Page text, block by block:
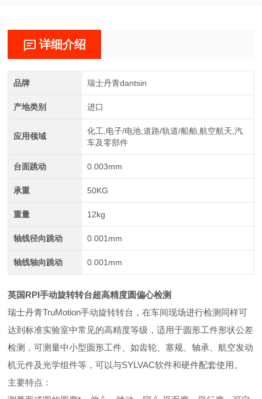
详细介绍
品牌 瑞士丹青dantsin
产地类别 进口
应用领域
化工,电子/电池,道路/轨道/船舶,航空航天,汽
车及零部件
台面跳动 0.003mm
承重 50KG
重量 12kg
轴线径向跳动 0.001mm
轴线轴向跳动 0.001mm
英国RPI手动旋转转台超高精度圆偏心检测
瑞士丹青TruMotion手动旋转转台，在车间现场进行检测同样可
达到标准实验室中常见的高精度等级，适用于圆形工件形状公差
检测，可测量中小型圆形工件、如齿轮、塞规、轴承、航空发动
机元件及光学组件等，可以与SYLVAC软件和硬件配套使用。
主要特点：